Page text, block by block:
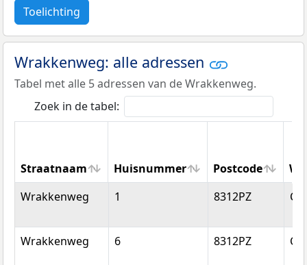
Toelichting
Wrakkenweg: alle adressen
Tabel met alle 5 adressen van de Wrakkenweg.
Zoek in de tabel:
Straatnaam Huisnummer Postcode
Straatnaam
Huisnummer Postcode
Wrakkenweg 1 8312PZ
Wrakkenweg 6 8312PZ